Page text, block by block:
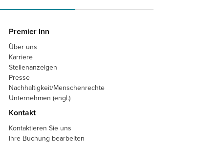
Premier Inn
Über uns
Karriere
Stellenanzeigen
Presse
Nachhaltigkeit/Menschenrechte
Unternehmen (engl.)
Kontakt
Kontaktieren Sie uns
Ihre Buchung bearbeiten